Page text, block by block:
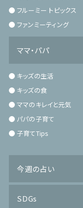
フルーミー トピックス
ファンミーティング
ママ・パパ
キッズの生活
キッズの食
ママのキレイと元気
パパの子育て
子育てTips
今週の占い
SDGs